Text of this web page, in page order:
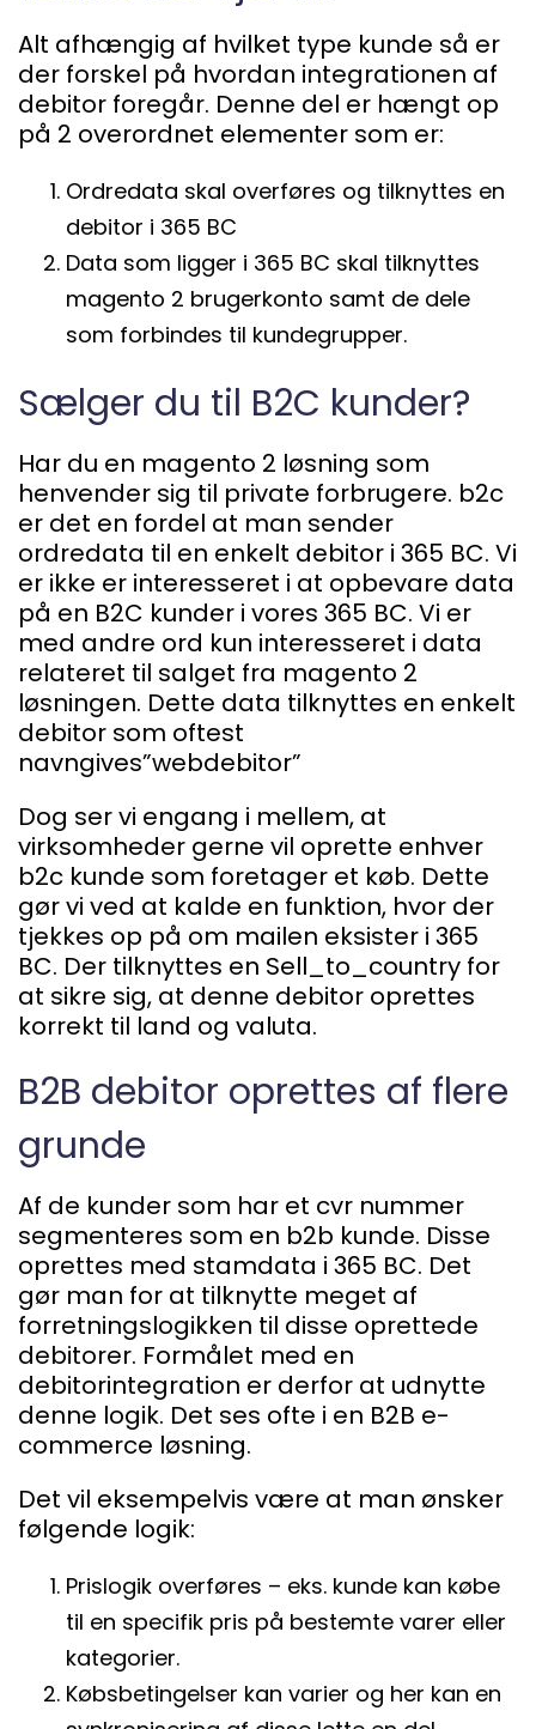
Alt afhængig af hvilket type kunde så er
der forskel på hvordan integrationen af
debitor foregår. Denne del er hængt op
på 2 overordnet elementer som er:
Ordredata skal overføres og tilknyttes en
debitor i 365 BC
Data som ligger i 365 BC skal tilknyttes
magento 2 brugerkonto samt de dele
som forbindes til kundegrupper.
Sælger du til B2C kunder?
Har du en magento 2 løsning som
henvender sig til private forbrugere. b2c
er det en fordel at man sender
ordredata til en enkelt debitor i 365 BC. Vi
er ikke er interesseret i at opbevare data
på en B2C kunder i vores 365 BC. Vi er
med andre ord kun interesseret i data
relateret til salget fra magento 2
løsningen. Dette data tilknyttes en enkelt
debitor som oftest
navngives”webdebitor”
Dog ser vi engang i mellem, at
virksomheder gerne vil oprette enhver
b2c kunde som foretager et køb. Dette
gør vi ved at kalde en funktion, hvor der
tjekkes op på om mailen eksister i 365
BC. Der tilknyttes en Sell_to_country for
at sikre sig, at denne debitor oprettes
korrekt til land og valuta.
B2B debitor oprettes af flere
grunde
Af de kunder som har et cvr nummer
segmenteres som en b2b kunde. Disse
oprettes med stamdata i 365 BC. Det
gør man for at tilknytte meget af
forretningslogikken til disse oprettede
debitorer. Formålet med en
debitorintegration er derfor at udnytte
denne logik. Det ses ofte i en B2B e-
commerce løsning.
Det vil eksempelvis være at man ønsker
følgende logik:
Prislogik overføres – eks. kunde kan købe
til en specifik pris på bestemte varer eller
kategorier.
Købsbetingelser kan varier og her kan en